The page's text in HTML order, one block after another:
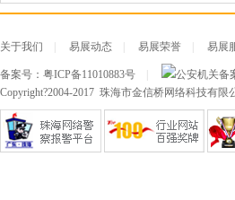
关于我们 易展动态 易展荣誉 易展
备案号： 粤ICP备11010883号 公安机关备
Copyright?2004-2017 珠海市金信桥网络科技有限